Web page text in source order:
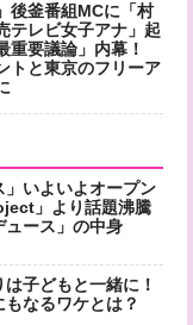
後釜番組MCに「村
テレビ女子アナ」起
重要議論」内幕！
トと東京のフリーア
いよいよオープン
」より話題沸騰
ュース」の中身
子どもと一緒に！
なるワケとは？